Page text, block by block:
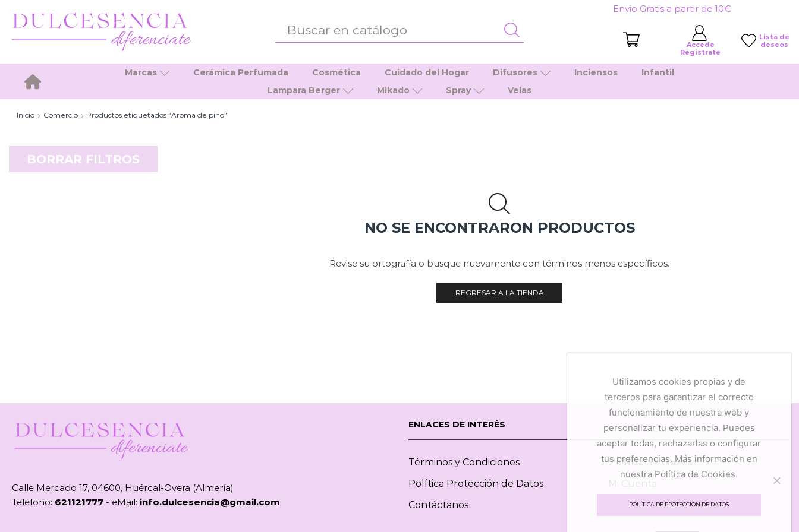
Envio Gratis a partir de 10€
ENTRADA
Accede
Registrate
Lista de
deseos
Inicio
Marcas Cerámica Perfumada Cosmética Cuidado del Hogar Difusores Inciensos
Infantil
Lampara Berger
Mikado Spray Velas
Inicio Comercio Productos etiquetados “Aroma de pino”
NO SE ENCONTRARON PRODUCTOS
Revise su ortografía o busque nuevamente con términos menos específicos.
REGRESAR A LA TIENDA
BORRAR FILTROS
Calle Mercado 17, 04600, Huércal-Overa (Almería)
Teléfono: 621121777 - eMail: info.dulcesencia@gmail.com
ENLACES DE INTERÉS
Términos y Condiciones
Política Protección de Datos
Contáctanos
Política de Cookies
Mi Cuenta
Mis Favoritos
Utilizamos cookies propias y de
terceros para garantizar el correcto
funcionamiento de nuestra web y
personalizar tu experiencia. Puedes
aceptar todas, rechazarlas o configurar
tus preferencias. Más información en
nuestra Política de Cookies.
POLÍTICA DE PROTECCIÓN DE DATOS